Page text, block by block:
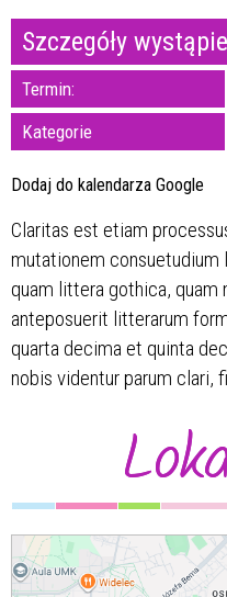
Szczegóły
Termin:
Kategorie
Dodaj do kalendarza Google
Claritas est etiam
mutationem
quam littera gothica, quam
anteposuerit litterarum
quarta decima et quinta
nobis videntur parum clari,